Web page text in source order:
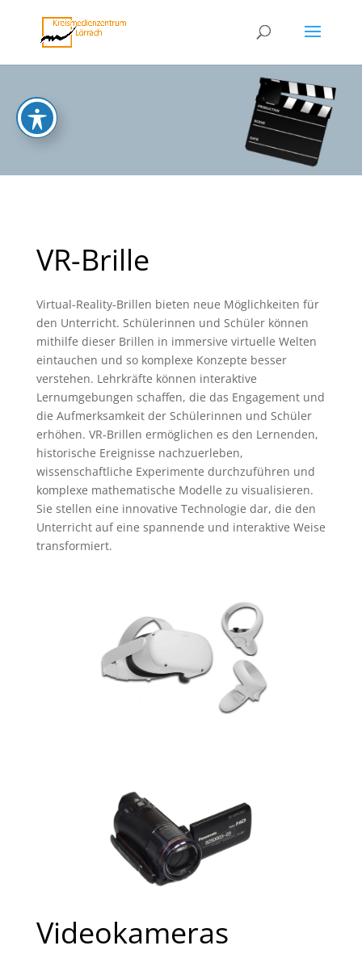
VR-Brille
Virtual-Reality-Brillen bieten neue Möglichkeiten für
den Unterricht. Schülerinnen und Schüler können
mithilfe dieser Brillen in immersive virtuelle Welten
eintauchen und so komplexe Konzepte besser
verstehen. Lehrkräfte können interaktive
Lernumgebungen schaffen, die das Engagement und
die Aufmerksamkeit der Schülerinnen und Schüler
erhöhen. VR-Brillen ermöglichen es den Lernenden,
historische Ereignisse nachzuerleben,
wissenschaftliche Experimente durchzuführen und
komplexe mathematische Modelle zu visualisieren.
Sie stellen eine innovative Technologie dar, die den
Unterricht auf eine spannende und interaktive Weise
transformiert.
Videokameras